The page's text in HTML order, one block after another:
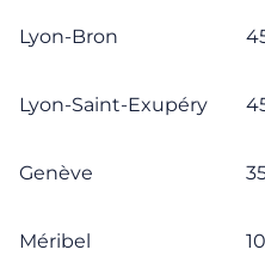
Lyon-Bron
Lyon-Saint-Exupéry
Genève
Méribel